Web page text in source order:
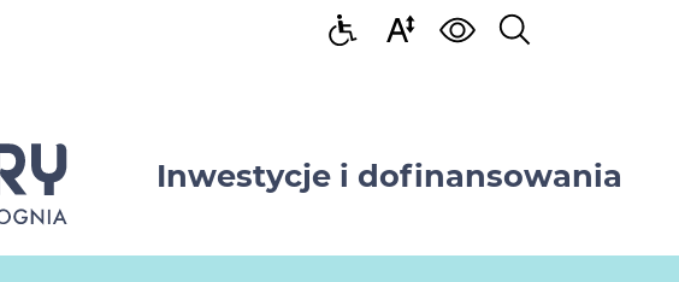
Inwestycje i dofinansowania